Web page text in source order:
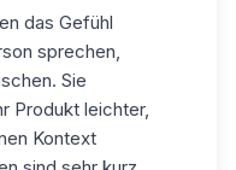
das Gefühl
sprechen,
Sie
Produkt leichter,
Kontext